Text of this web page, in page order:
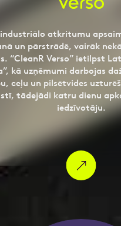
atkritumu
un pārstrādē, vairāk
“CleanR Verso” ietilpst
kā uzņēmumi darbojas
ceļu un pilsētvides
tādejādi katru dienu
iedzīvotāju.